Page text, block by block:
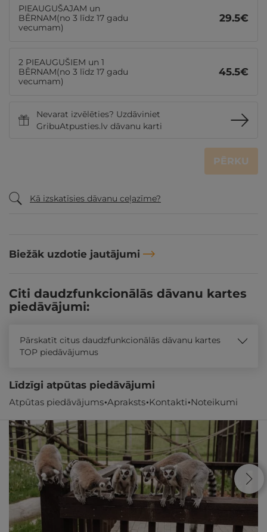
PIEAUGUŠAJAM un
BĒRNAM(no 3 līdz 17 gadu
vecumam)
29.5€
2 PIEAUGUŠIEM un 1
BĒRNAM(no 3 līdz 17 gadu
vecumam)
45.5€
Nevarat izvēlēties? Uzdāviniet
GribuAtpusties.lv dāvanu karti
PĒRKU
Kā izskatīsies dāvanu ceļazīme?
Biežāk uzdotie jautājumi
Atpūtas piedāvājums Apraksts Kontakti Noteikumi
Citi daudzfunkcionālās dāvanu kartes
piedāvājumi:
Pārskatīt citus daudzfunkcionālās dāvanu kartes
TOP piedāvājumus
Līdzīgi atpūtas piedāvājumi